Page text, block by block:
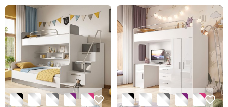
favorite_border favorite_border